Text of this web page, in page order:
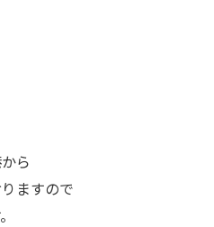
ら
ますので